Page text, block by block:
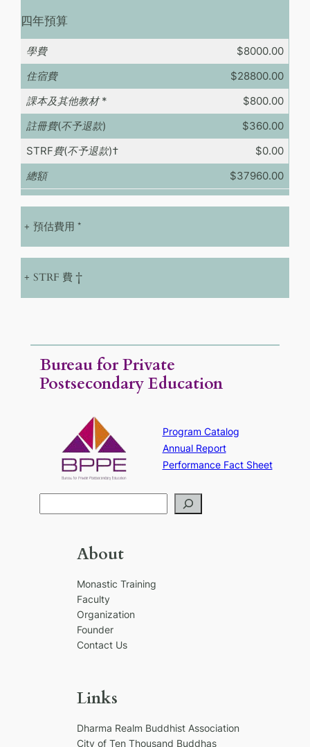
四年預算
學費
$8000.00
住宿費
$28800.00
課本及其他教材*
$800.00
註冊費(不予退款)
$360.00
STRF費(不予退款)†
$0.00
總額
$37960.00
+ 預估費用 *
+ STRF 費 †
Bureau for Private
Postsecondary Education
Program Catalog
Annual Report
Performance Fact Sheet
e
About
Monastic Training
Faculty
Organization
Founder
Contact Us
Links
Dharma Realm Buddhist Association
City of Ten Thousand Buddhas